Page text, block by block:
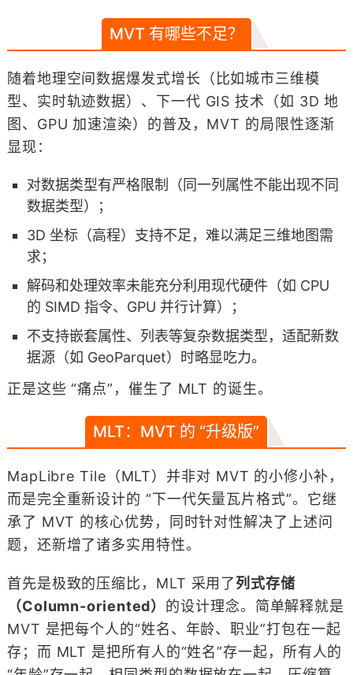
MVT 有哪些不足？
随着地理空间数据爆发式增长（比如城市三维模
型、实时轨迹数据）、下一代 GIS 技术（如 3D 地
图、GPU 加速渲染）的普及，MVT 的局限性逐渐
显现：
对数据类型有严格限制（同一列属性不能出现不同
数据类型）；
3D 坐标（高程）支持不足，难以满足三维地图需
求；
解码和处理效率未能充分利用现代硬件（如 CPU
的 SIMD 指令、GPU 并行计算）；
不支持嵌套属性、列表等复杂数据类型，适配新数
据源（如 GeoParquet）时略显吃力。
正是这些 “痛点”，催生了 MLT 的诞生。
MLT：MVT 的 “升级版”
MapLibre Tile（MLT）并非对 MVT 的小修小补，
而是完全重新设计的 “下一代矢量瓦片格式”。它继
承了 MVT 的核心优势，同时针对性解决了上述问
题，还新增了诸多实用特性。
首先是极致的压缩比，MLT 采用了列式存储
（Column-oriented） 的设计理念。简单解释就是
MVT 是把每个人的“姓名、年龄、职业”打包在一起
存；而 MLT 是把所有人的“姓名”存一起，所有人的